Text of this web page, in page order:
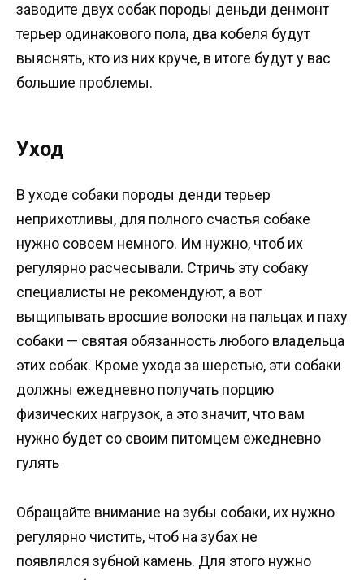
заводите двух собак породы деньди денмонт
терьер одинакового пола, два кобеля будут
выяснять, кто из них круче, в итоге будут у вас
большие проблемы.
Уход
В уходе собаки породы денди терьер
неприхотливы, для полного счастья собаке
нужно совсем немного. Им нужно, чтоб их
регулярно расчесывали. Стричь эту собаку
специалисты не рекомендуют, а вот
выщипывать вросшие волоски на пальцах и паху
собаки — святая обязанность любого владельца
этих собак. Кроме ухода за шерстью, эти собаки
должны ежедневно получать порцию
физических нагрузок, а это значит, что вам
нужно будет со своим питомцем ежедневно
гулять
Обращайте внимание на зубы собаки, их нужно
регулярно чистить, чтоб на зубах не
появлялся зубной камень. Для этого нужно